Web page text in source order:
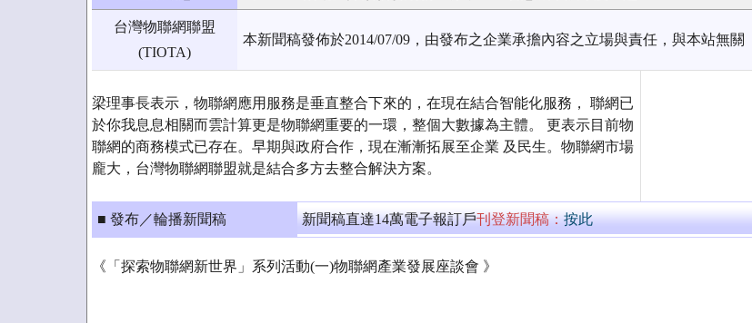
台灣物聯網聯盟
(TIOTA)
本新聞稿發佈於2014/07/09，由發布之企業承擔內容之立場與責任，與本站無關
梁理事長表示，物聯網應用服務是垂直整合下來的，在現在結合智能化服務， 聯網已
於你我息息相關而雲計算更是物聯網重要的一環，整個大數據為主體。 更表示目前物
聯網的商務模式已存在。早期與政府合作，現在漸漸拓展至企業 及民生。物聯網市場
龐大，台灣物聯網聯盟就是結合多方去整合解決方案。
■ 發布／輪播新聞稿 新聞稿直達14萬電子報訂戶刊登新聞稿：按此
《「探索物聯網新世界」系列活動(一)物聯網產業發展座談會 》